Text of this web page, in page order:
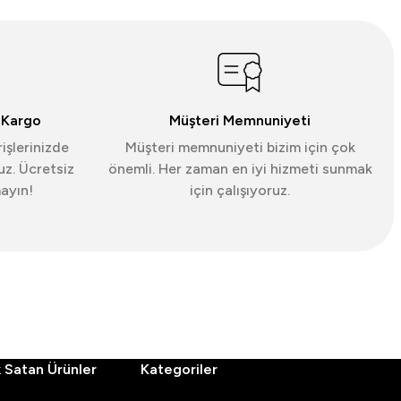
geçişinde rahat katmanlama sağlanır.
Ücretsiz
Müşteri Memnuniyeti
Müşteri memnuniyeti bizim için çok
önemli. Her zaman en iyi hizmeti sunmak
için çalışıyoruz.
Satan Ürünler Kategoriler